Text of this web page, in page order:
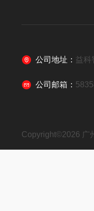
公司地址： 益科
公司邮箱：
Copyright©2026 广